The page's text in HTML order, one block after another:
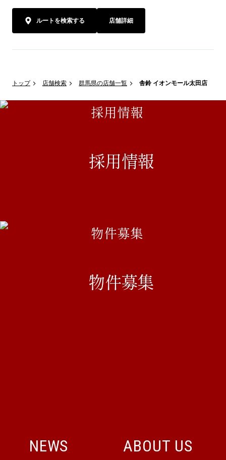
トップ 店舗検索 群馬県の店舗一覧 舎鈴 イオンモール太田店
ルートを検索する 店舗詳細
採用情報
物件募集
NEWS ABOUT US